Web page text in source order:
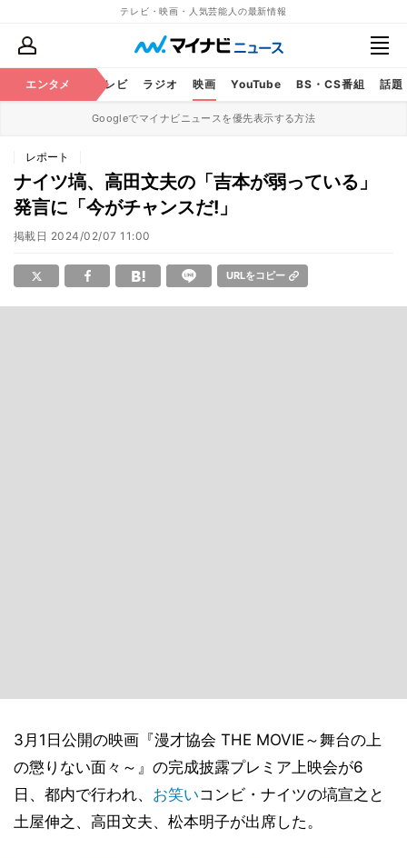
テレビ・映画・人気芸能人の最新情報
エンタメ
芸能 テレビ ラジオ 映画 YouTube BS・CS番組 話題
Googleでマイナビニュースを優先表示する方法
レポート
ナイツ塙、高田文夫の「吉本が弱っている」
発言に「今がチャンスだ!」
掲載日 2024/02/07 11:00
URLをコピー
3月1日公開の映画『漫才協会 THE MOVIE～舞台の上
の懲りない面々～』の完成披露プレミア上映会が6
日、都内で行われ、 お笑いコンビ・ナイツの塙宣之と
土屋伸之、高田文夫、松本明子が出席した。